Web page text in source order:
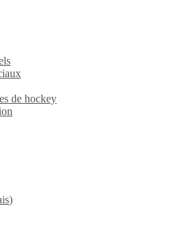
de hockey
)